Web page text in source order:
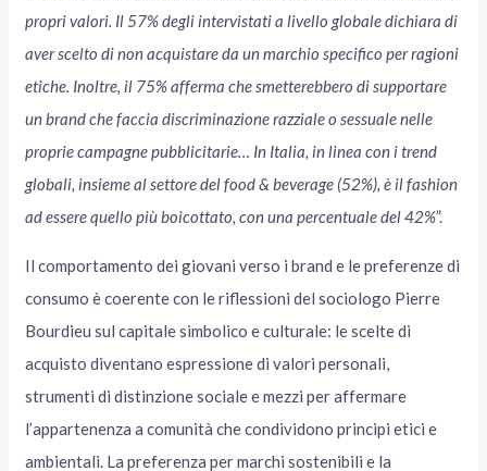
propri valori. Il 57% degli intervistati a livello globale dichiara di
aver scelto di non acquistare da un marchio specifico per ragioni
etiche. Inoltre, il 75% afferma che smetterebbero di supportare
un brand che faccia discriminazione razziale o sessuale nelle
proprie campagne pubblicitarie… In Italia, in linea con i trend
globali, insieme al settore del food & beverage (52%), è il fashion
ad essere quello più boicottato, con una percentuale del 42%”.
Il comportamento dei giovani verso i brand e le preferenze di
consumo è coerente con le riflessioni del sociologo Pierre
Bourdieu sul capitale simbolico e culturale: le scelte di
acquisto diventano espressione di valori personali,
strumenti di distinzione sociale e mezzi per affermare
l’appartenenza a comunità che condividono principi etici e
ambientali. La preferenza per marchi sostenibili e la